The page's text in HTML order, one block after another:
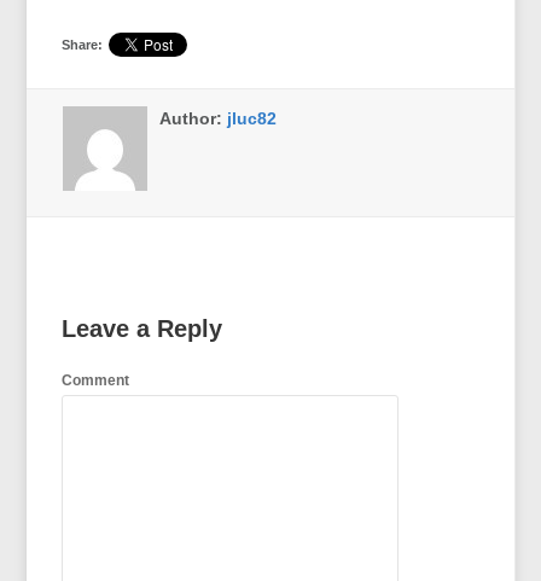
Share:
Author: jluc82
Leave a Reply
Comment